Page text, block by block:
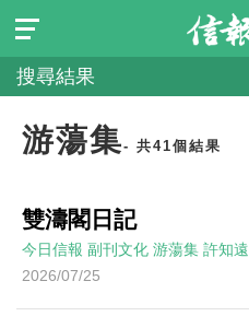
搜尋結果
游蕩集- 共41個結果
雙濤閣日記
今日信報 副刊文化 游蕩集 許知遠
2026/07/25